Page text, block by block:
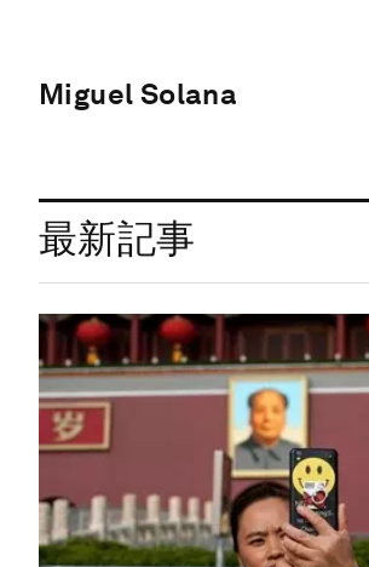
Miguel Solana
最新記事